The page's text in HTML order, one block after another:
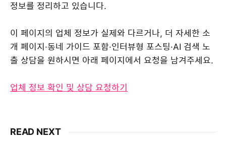
정보를 정리하고 있습니다.
이 페이지의 업체 정보가 실제와 다르거나, 더 자세한 소
개 페이지·동네 가이드 포함·인터뷰형 포스팅·AI 검색 노
출 상담을 원하시면 아래 페이지에서 요청을 남겨주세요.
업체 정보 확인 및 상담 요청하기
READ NEXT